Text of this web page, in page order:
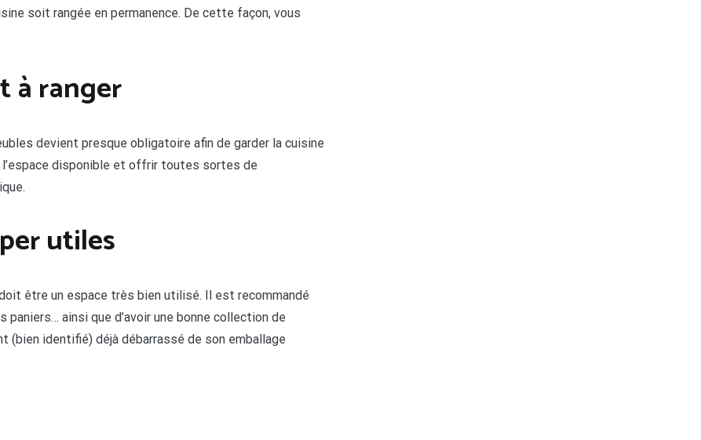
soit rangée en permanence. De cette façon, vous
à ranger
devient presque obligatoire afin de garder la cuisine
l’espace disponible et offrir toutes sortes de
utiles
être un espace très bien utilisé. Il est recommandé
ainsi que d’avoir une bonne collection de
(bien identifié) déjà débarrassé de son emballage